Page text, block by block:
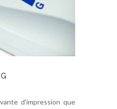
d'impression que